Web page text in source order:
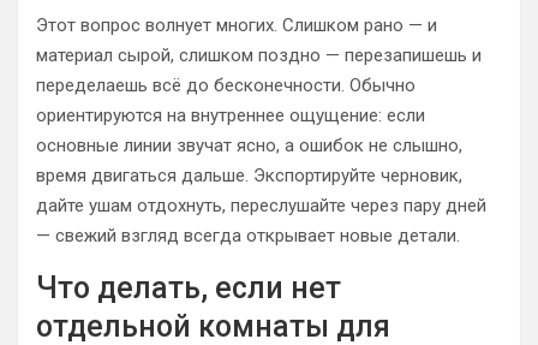
Этот вопрос волнует многих. Слишком рано — и
материал сырой, слишком поздно — перезапишешь и
переделаешь всё до бесконечности. Обычно
ориентируются на внутреннее ощущение: если
основные линии звучат ясно, а ошибок не слышно,
время двигаться дальше. Экспортируйте черновик,
дайте ушам отдохнуть, переслушайте через пару дней
— свежий взгляд всегда открывает новые детали.
Что делать, если нет
отдельной комнаты для